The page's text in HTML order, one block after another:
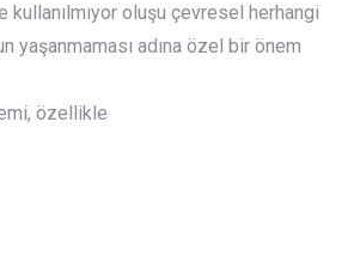
kullanılmıyor oluşu çevresel herhangi
yaşanmaması adına özel bir önem
özellikle